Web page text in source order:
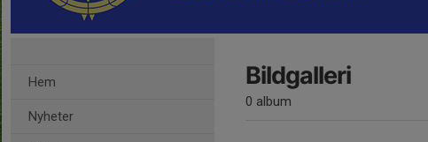
Hem
Nyheter
Bildgalleri
0 album